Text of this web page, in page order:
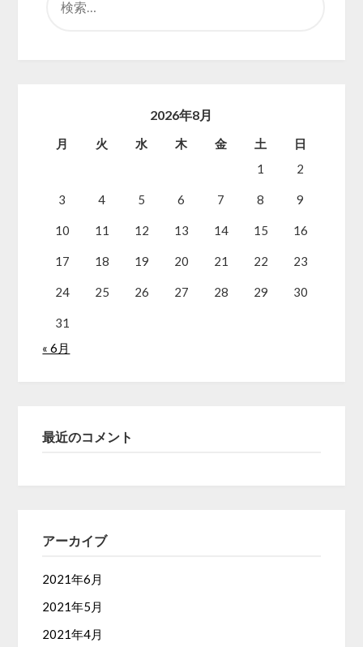
2026年8月
月 火 水 木 金 土
日
1
2
3 4 5 6 7 8 9
10 11 12 13 14 15 16
17 18 19 20 21 22 23
24 25 26 27 28 29 30
31
« 6月
最近のコメント
アーカイブ
2021年6月
2021年5月
2021年4月